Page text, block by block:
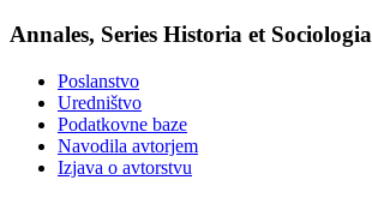
Annales, Series Historia et Sociologia
Poslanstvo
Uredništvo
Podatkovne baze
Navodila avtorjem
Izjava o avtorstvu